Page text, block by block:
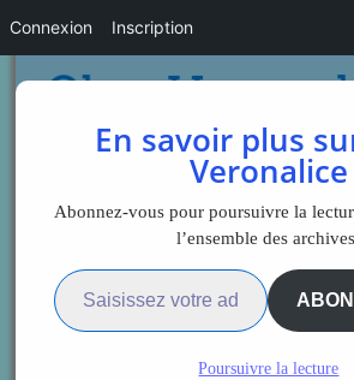
Sidebar
En savoir plus
Veronalice
Abonnez-vous pour poursuivre la
l’ensemble des
Saisissez votre adresse e-mail…
Poursuivre la lecture
Connexion Inscription